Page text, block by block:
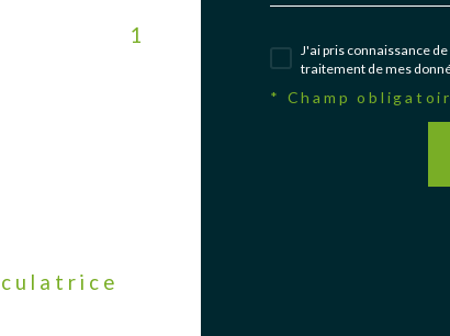
1
J'ai pris connaissance
traitement de mes
* Champ